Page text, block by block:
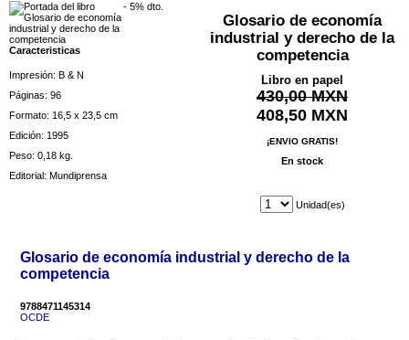
- 5% dto.
Glosario de economía
industrial y derecho de la
competencia
Libro en papel
430,00 MXN
408,50 MXN
¡ENVIO GRATIS!
En stock
Unidad(es)
Caracteristicas
Impresión: B & N
Páginas: 96
Formato: 16,5 x 23,5 cm
Edición: 1995
Peso: 0,18 kg.
Editorial: Mundiprensa
Glosario de economía industrial y derecho de la
competencia
9788471145314
OCDE